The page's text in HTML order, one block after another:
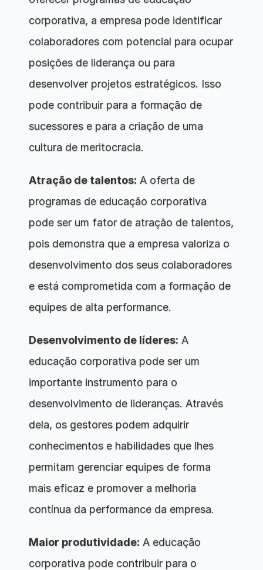
corporativa, a empresa pode identificar
colaboradores com potencial para ocupar
posições de liderança ou para
desenvolver projetos estratégicos. Isso
pode contribuir para a formação de
sucessores e para a criação de uma
cultura de meritocracia.
Atração de talentos: A oferta de
programas de educação corporativa
pode ser um fator de atração de talentos,
pois demonstra que a empresa valoriza o
desenvolvimento dos seus colaboradores
e está comprometida com a formação de
equipes de alta performance.
Desenvolvimento de líderes: A
educação corporativa pode ser um
importante instrumento para o
desenvolvimento de lideranças. Através
dela, os gestores podem adquirir
conhecimentos e habilidades que lhes
permitam gerenciar equipes de forma
mais eficaz e promover a melhoria
contínua da performance da empresa.
Maior produtividade: A educação
corporativa pode contribuir para o